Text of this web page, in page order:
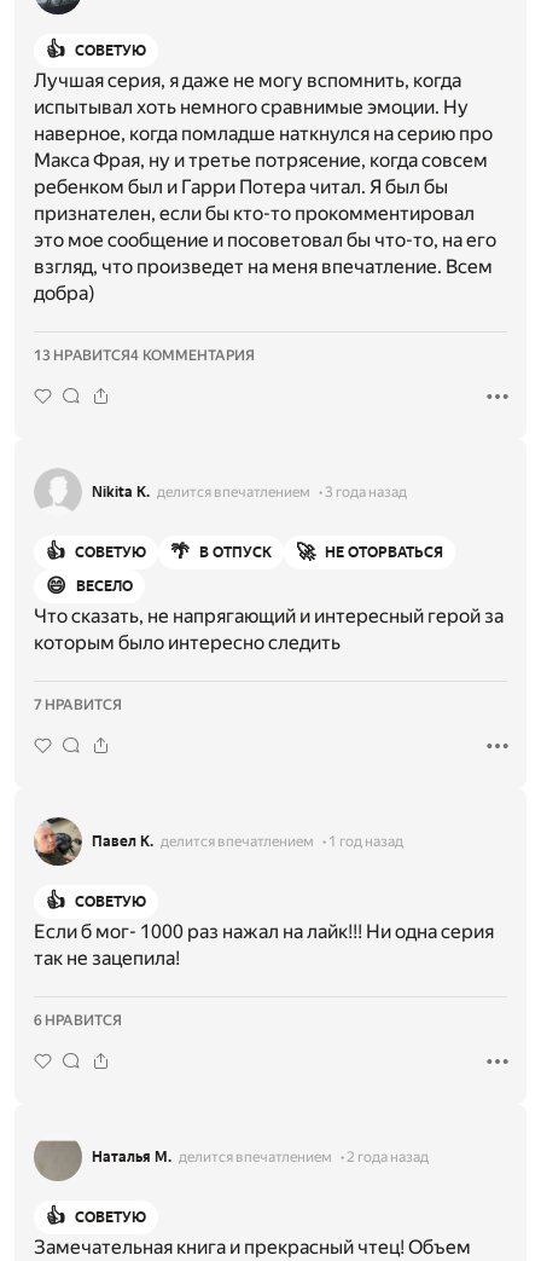
👍 СОВЕТУЮ
Лучшая серия, я даже не могу вспомнить, когда
испытывал хоть немного сравнимые эмоции. Ну
наверное, когда помладше наткнулся на серию про
Макса Фрая, ну и третье потрясение, когда совсем
ребенком был и Гарри Потера читал. Я был бы
признателен, если бы кто-то прокомментировал
это мое сообщение и посоветовал бы что-то, на его
взгляд, что произведет на меня впечатление. Всем
добра)
13 НРАВИТСЯ4 КОММЕНТАРИЯ
Nikita K. делится впечатлением 3 года назад
👍 СОВЕТУЮ 🌴 В ОТПУСК 🚀 НЕ ОТОРВАТЬСЯ
😄 ВЕСЕЛО
Что сказать, не напрягающий и интересный герой за
которым было интересно следить
7 НРАВИТСЯ
Павел К. делится впечатлением 1 год назад
👍 СОВЕТУЮ
Если б мог- 1000 раз нажал на лайк!!! Ни одна серия
так не зацепила!
6 НРАВИТСЯ
Наталья М. делится впечатлением 2 года назад
👍 СОВЕТУЮ
Замечательная книга и прекрасный чтец! Объем